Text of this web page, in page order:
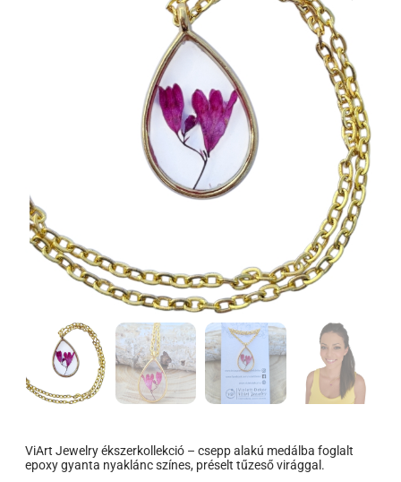
ViArt Jewelry ékszerkollekció – csepp alakú medálba foglalt
epoxy gyanta nyaklánc színes, préselt tűzeső virággal.